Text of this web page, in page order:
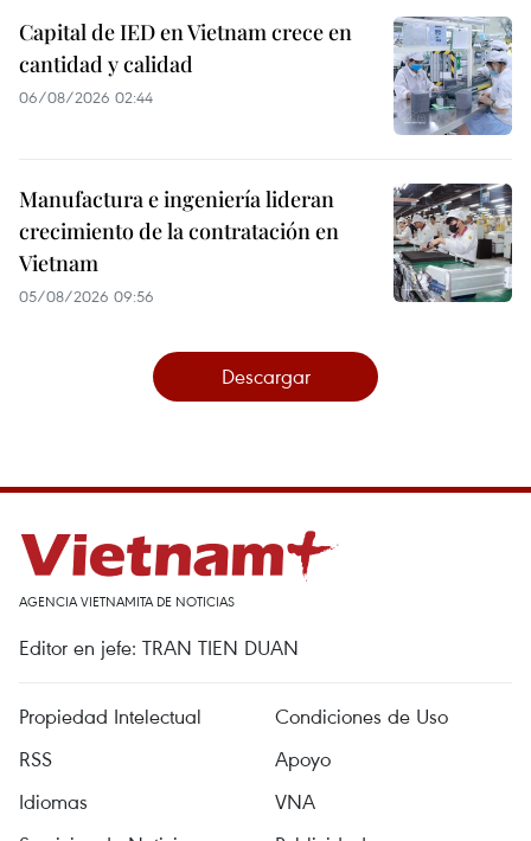
Capital de IED en Vietnam crece en
cantidad y calidad
06/08/2026 02:44
Manufactura e ingeniería lideran
crecimiento de la contratación en
Vietnam
05/08/2026 09:56
Descargar
AGENCIA VIETNAMITA DE NOTICIAS
Editor en jefe: TRAN TIEN DUAN
Propiedad Intelectual
Condiciones de Uso
RSS
Apoyo
Idiomas
VNA